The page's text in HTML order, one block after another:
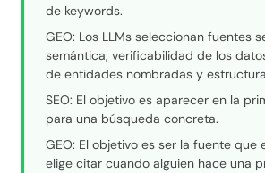
de keywords.
GEO: Los LLMs seleccionan fuentes
semántica, verificabilidad de los
de entidades nombradas y
SEO: El objetivo es aparecer en la
para una búsqueda concreta.
GEO: El objetivo es ser la fuente que
elige citar cuando alguien hace una